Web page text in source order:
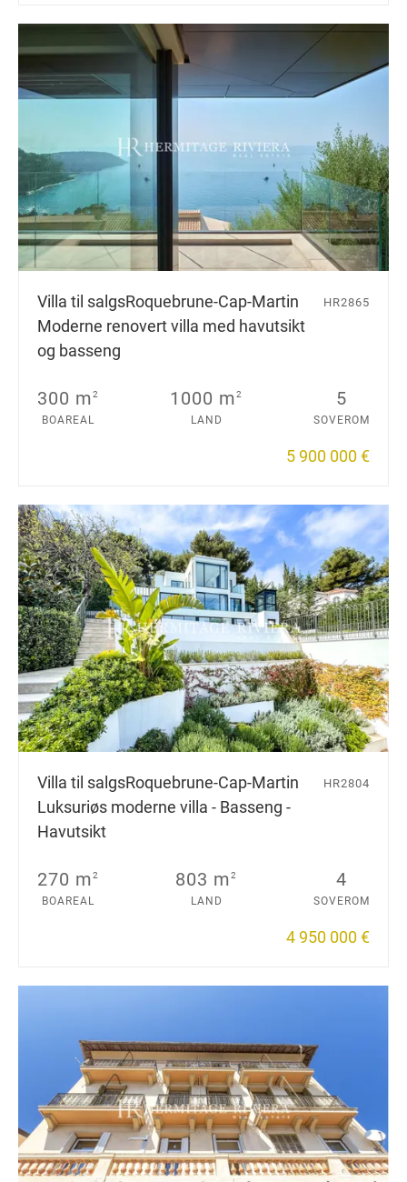
Villa til salgsRoquebrune-Cap-Martin
Moderne renovert villa med havutsikt
og basseng
HR2865
300 m2
BOAREAL
1000 m2
LAND
5
SOVEROM
5 900 000 €
Villa til salgsRoquebrune-Cap-Martin
Luksuriøs moderne villa - Basseng -
Havutsikt
HR2804
270 m2
BOAREAL
803 m2
LAND
4
SOVEROM
4 950 000 €